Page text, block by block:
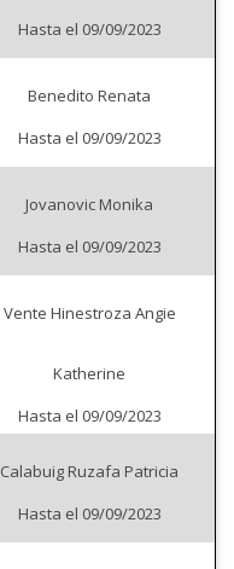
Hasta el 09/09/2023
Benedito Renata
Hasta el 09/09/2023
Jovanovic Monika
Hasta el 09/09/2023
Vente Hinestroza Angie
Katherine
Hasta el 09/09/2023
Calabuig Ruzafa Patricia
Hasta el 09/09/2023